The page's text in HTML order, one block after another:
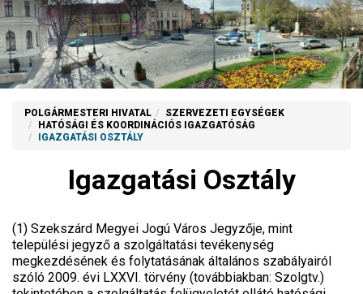
POLGÁRMESTERI HIVATAL
SZERVEZETI EGYSÉGEK
HATÓSÁGI ÉS KOORDINÁCIÓS IGAZGATÓSÁG
IGAZGATÁSI OSZTÁLY
Igazgatási Osztály
(1) Szekszárd Megyei Jogú Város Jegyzője, mint
települési jegyző a szolgáltatási tevékenység
megkezdésének és folytatásának általános szabályairól
szóló 2009. évi LXXVI. törvény (továbbiakban: Szolgtv.)